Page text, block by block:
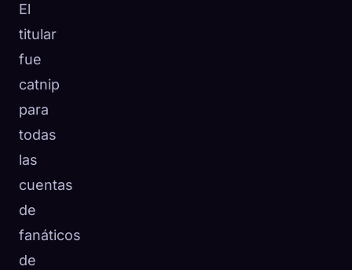
El
titular
fue
catnip
para
todas
las
cuentas
de
fanáticos
de